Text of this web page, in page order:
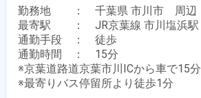
勤務地　　：　千葉県 市川市　周辺
最寄駅　　：　JR京葉線 市川塩浜駅
通勤手段　：　徒歩
通勤時間　：　15分
※京葉道路道京葉市川ICから車で15分
※最寄りバス停留所より徒歩1分